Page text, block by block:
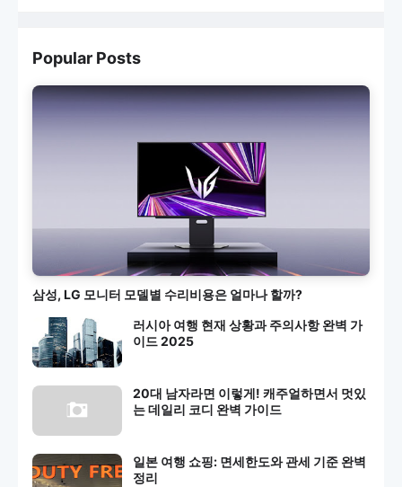
Popular Posts
삼성, LG 모니터 모델별 수리비용은 얼마나 할까?
러시아 여행 현재 상황과 주의사항 완벽 가
이드 2025
20대 남자라면 이렇게! 캐주얼하면서 멋있
는 데일리 코디 완벽 가이드
일본 여행 쇼핑: 면세한도와 관세 기준 완벽
정리